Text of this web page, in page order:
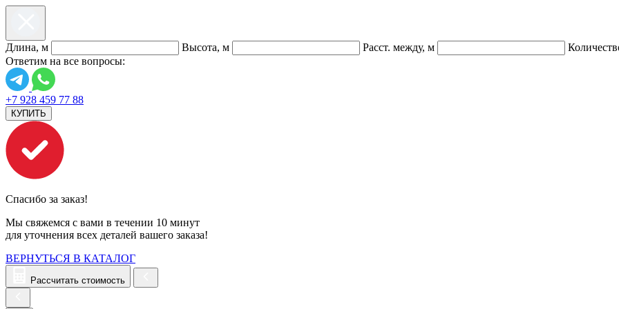
Длина, м Высота, м Расст. между, м
Ответим на все вопросы:
+7 928 459 77 88
КУПИТЬ
Спасибо за заказ!
Мы свяжемся с вами в течении 10 минут
для уточнения всех деталей вашего заказа!
ВЕРНУТЬСЯ В КАТАЛОГ
Рассчитать стоимость